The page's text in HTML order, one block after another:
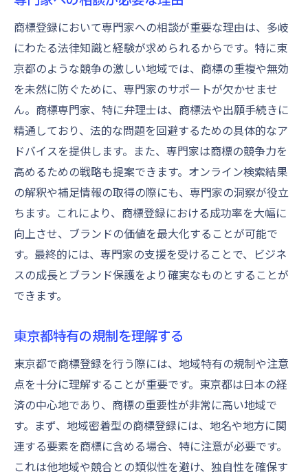
商標登録において専門家への相談が重要な理由は、多岐
にわたる法律知識と経験が求められるからです。特に東
京都のような競争の激しい地域では、商標の重複や無効
を未然に防ぐために、専門家のサポートが欠かせませ
ん。商標専門家、特に弁理士は、商標法や出願手続きに
精通しており、法的な問題を回避するための具体的なア
ドバイスを提供します。また、専門家は商標の競争力を
高めるための戦略も提案できます。オンライン検索結果
の解釈や補足情報の取得の際にも、専門家の洞察が役立
ちます。これにより、商標登録における成功率を大幅に
向上させ、ブランドの価値を最大化することが可能で
す。最終的には、専門家の支援を受けることで、ビジネ
スの成長とブランド保護をより確実なものとすることが
できます。
東京都特有の規制を理解する
東京都で商標登録を行う際には、地域特有の規制や注意
点を十分に理解することが重要です。東京都は日本の経
済の中心地であり、商標の重要性が非常に高い地域で
す。まず、地域密着型の商標登録には、地名や地方に関
連する要素を商標に含める場合、特に注意が必要です。
これは他地域や競合との類似性を避け、独自性を確保す